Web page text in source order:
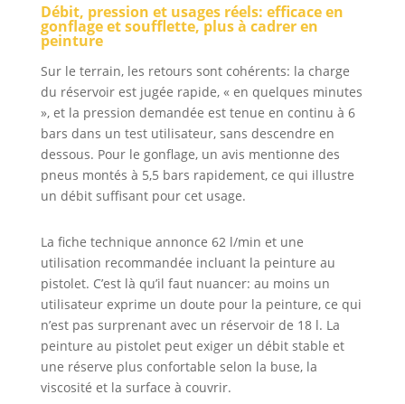
d'un filtre en
coton. Il ne réduit
bruit, mais
empêche
efficacement la
poussière fine de
pénétrer. Conçu
pour Résister :
Notre
compresseur d'air
construit à partir
d'un processus à
3 couches :
couche résistante
à la rouille et à
l'usure, couche de
fixation en poudre
plastique et acier
structurel Q235B
Débit, pression et usages réels: efficace en
gonflage et soufflette, plus à cadrer en
peinture
Sur le terrain, les retours sont cohérents: la charge
du réservoir est jugée rapide, « en quelques minutes
», et la pression demandée est tenue en continu à 6
bars dans un test utilisateur, sans descendre en
dessous. Pour le gonflage, un avis mentionne des
pneus montés à 5,5 bars rapidement, ce qui illustre
un débit suffisant pour cet usage.
La fiche technique annonce 62 l/min et une
utilisation recommandée incluant la peinture au
pistolet. C’est là qu’il faut nuancer: au moins un
utilisateur exprime un doute pour la peinture, ce qui
n’est pas surprenant avec un réservoir de 18 l. La
peinture au pistolet peut exiger un débit stable et
une réserve plus confortable selon la buse, la
viscosité et la surface à couvrir.